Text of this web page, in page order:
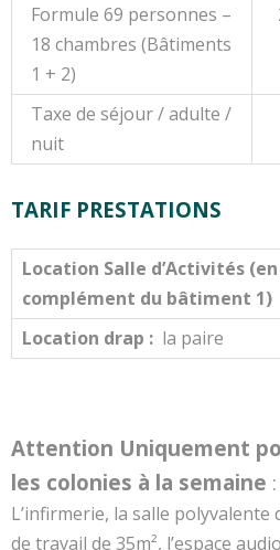
Formule 69 personnes –
18 chambres (Bâtiments
1 + 2)
Taxe de séjour / adulte /
nuit
TARIF PRESTATIONS
Location Salle d’Activités (en
complément du bâtiment 1)
Location drap : la paire
Attention Uniquement
les colonies à la semaine :
L’infirmerie, la salle polyvalente
de travail de 35m², l’espace